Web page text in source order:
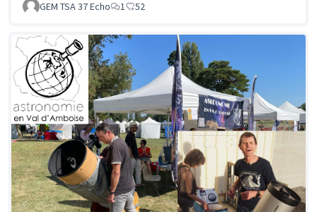
GEM TSA 37 Echo 1 52